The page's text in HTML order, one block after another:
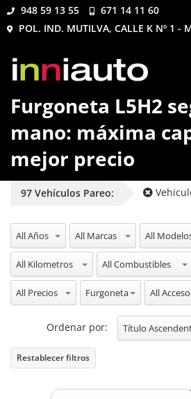
948 59 13 55
671 14 11 60
POL. IND. MUTILVA, CALLE K Nº 1 -
Furgoneta L5H2
mano: máxima
mejor precio
97 Vehículos Pareo:
All Años All Marcas All Modelos
All Kilometros All Combustibles
All Precios All Vehiculos
Furgoneta All
Ordenar por: Título
Restablecer filtros